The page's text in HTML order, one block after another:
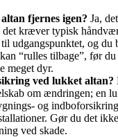
fjernes igen? Ja,
kræver typisk
udgangspunktet, og du
“rulles tilbage”, før
meget dyr.
ved lukket altan?
om ændringen; en
og
Gør du det
ved skade.